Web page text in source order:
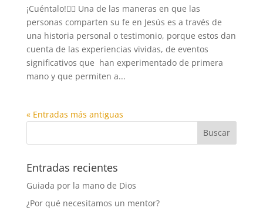
¡Cuéntalo!🙋‍♀️ Una de las maneras en que las
personas comparten su fe en Jesús es a través de
una historia personal o testimonio, porque estos dan
cuenta de las experiencias vividas, de eventos
significativos que han experimentado de primera
mano y que permiten a...
« Entradas más antiguas
Entradas recientes
Guiada por la mano de Dios
¿Por qué necesitamos un mentor?